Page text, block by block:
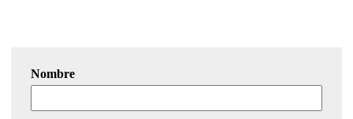
Nombre